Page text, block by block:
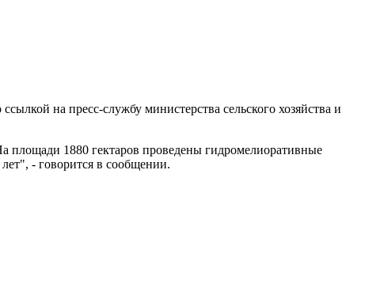
на пресс-службу министерства сельского хозяйства и
площади 1880 гектаров проведены гидромелиоративные
- говорится в сообщении.